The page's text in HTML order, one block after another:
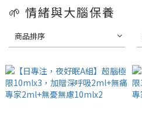
🌱 情緒與大腦保養
商品排序